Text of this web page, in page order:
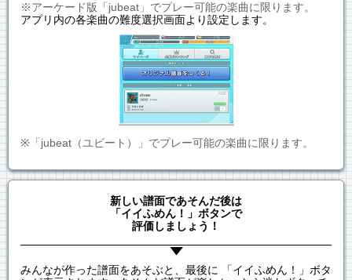
※アーケード版「jubeat」でプレー可能の楽曲に限ります。
アプリ内の各楽曲の難度選択画面より設定します。
※「jubeat（ユビート）」でプレー可能の楽曲に限ります。
新しい譜面であそんだ後は
「イイふめん！」ボタンで
評価しましょう！
みんなが作った譜面をあそぶと、最後に 「イイふめん！」ボタ